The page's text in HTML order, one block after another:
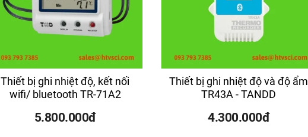
Thiết bị ghi nhiệt độ, kết nối
wifi/ bluetooth TR-71A2
5.800.000đ
Thiết bị ghi nhiệt độ và độ ẩm
TR43A - TANDD
4.300.000đ